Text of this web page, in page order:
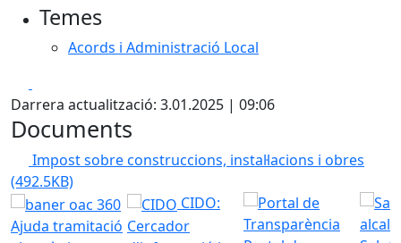
Temes
Acords i Administració Local
Darrera actualització: 3.01.2025 | 09:06
Documents
Impost sobre construccions, instal·lacions i obres
(492.5KB)
Ajuda tramitació
CIDO:
Cercador